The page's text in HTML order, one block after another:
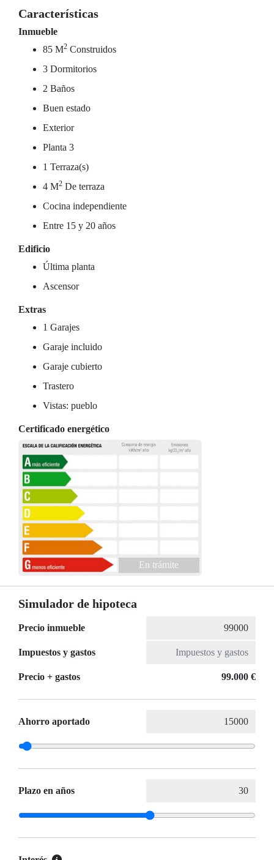
Características
Inmueble
85 M2 Construidos
3 Dormitorios
2 Baños
Buen estado
Exterior
Planta 3
1 Terraza(s)
4 M2 De terraza
Cocina independiente
Entre 15 y 20 años
Edificio
Última planta
Ascensor
Extras
1 Garajes
Garaje incluido
Garaje cubierto
Trastero
Vistas: pueblo
Certificado energético
En trámite
Simulador de hipoteca
Precio inmueble
Impuestos y gastos
Precio + gastos 99.000 €
Ahorro aportado
Plazo en años